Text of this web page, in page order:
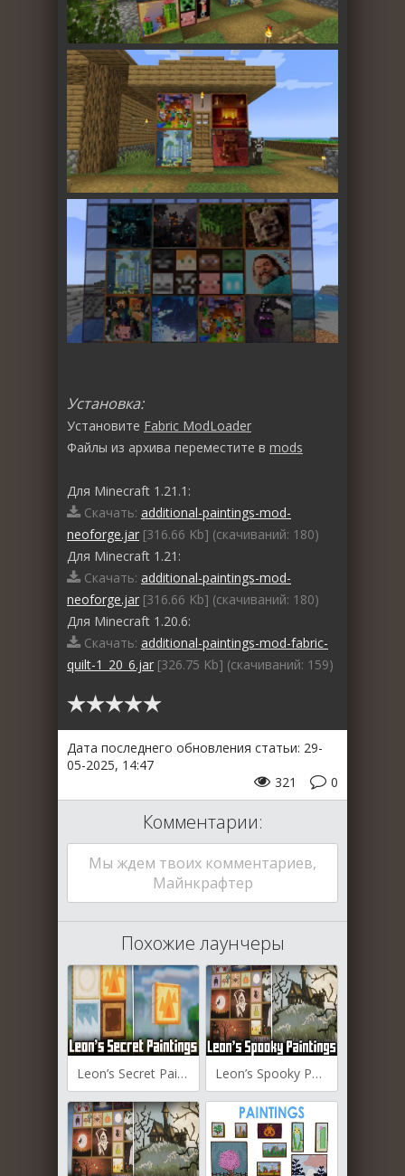
Установка:
Установите Fabric ModLoader
Файлы из архива переместите в mods
Для Minecraft 1.21.1:
Скачать: additional-paintings-mod-
neoforge.jar [316.66 Kb] (cкачиваний: 180)
Для Minecraft 1.21:
Скачать: additional-paintings-mod-
neoforge.jar [316.66 Kb] (cкачиваний: 180)
Для Minecraft 1.20.6:
Скачать: additional-paintings-mod-fabric-
quilt-1_20_6.jar [326.75 Kb] (cкачиваний: 159)
Дата последнего обновления статьи: 29-
05-2025, 14:47
0
321
Комментарии:
Мы ждем твоих комментариев,
Майнкрафтер
Похожие лаунчеры
Leon’s Secret Paintings для Майнкрафт [1.21.4, 1.21.1, 1.20.6] Leon’s Spooky Paintings для Майнкрафт [1.21.1, 1.21, 1.20.6]